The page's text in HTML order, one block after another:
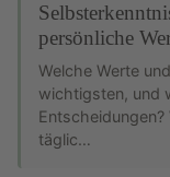
persönliche
Welche Werte
wichtigsten, und
täglic…